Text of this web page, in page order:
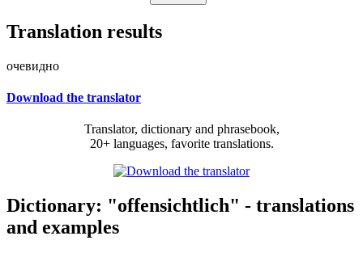
Translation results
очевидно
Download the translator
Translator, dictionary and phrasebook,
20+ languages, favorite translations.
Dictionary: "offensichtlich" - translations
and examples